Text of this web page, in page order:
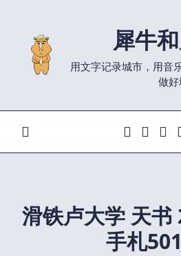
content
犀牛
用文字记录城市，用音
做
滑铁卢大学 天书
手札501